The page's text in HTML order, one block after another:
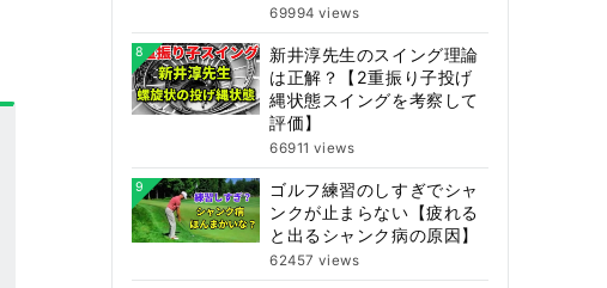
69994 views
8
新井淳先生のスイング理論
は正解？【2重振り子投げ
縄状態スイングを考察して
評価】
66911 views
9
ゴルフ練習のしすぎでシャ
ンクが止まらない【疲れる
と出るシャンク病の原因】
62457 views